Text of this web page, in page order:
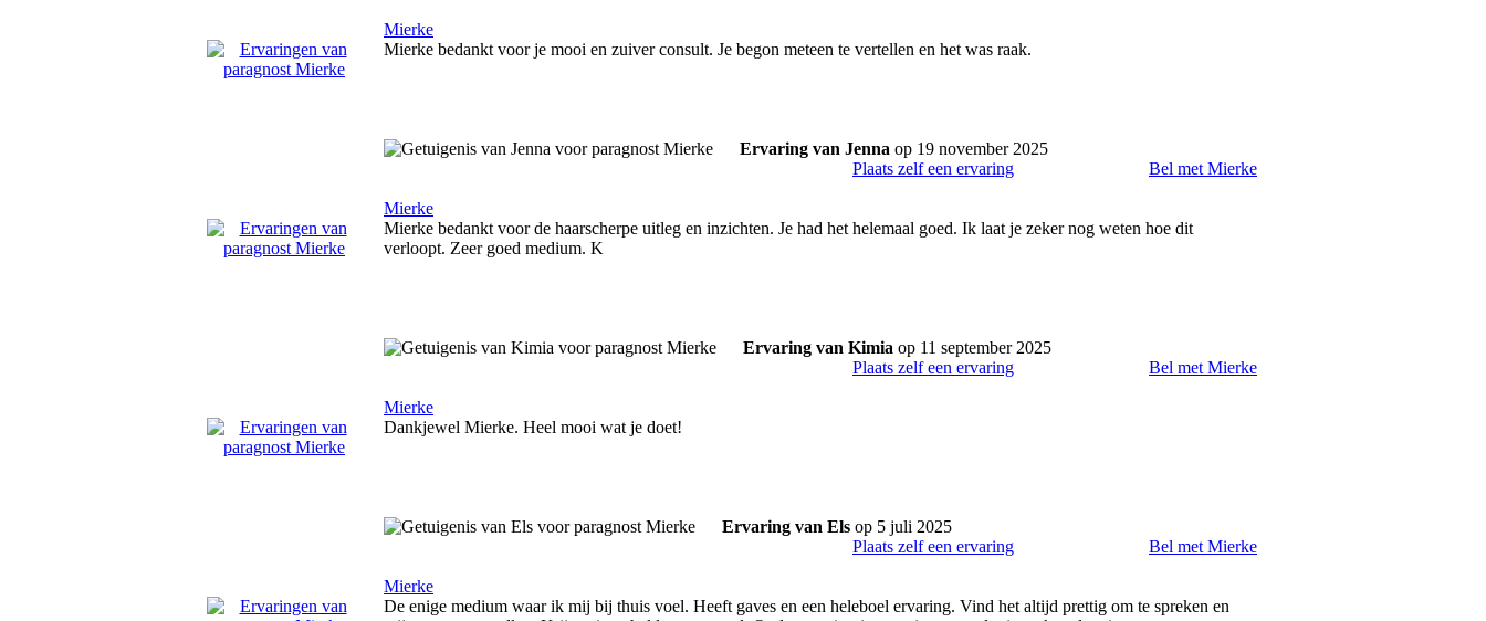
Mierke
Mierke bedankt voor je mooi en zuiver consult. Je begon meteen te vertellen en het was raak.
Ervaring van Jenna op 19 november 2025
Plaats zelf een ervaring
Bel met Mierke
Mierke
Mierke bedankt voor de haarscherpe uitleg en inzichten. Je had het helemaal goed. Ik laat je zeker nog weten hoe dit
verloopt. Zeer goed medium. K
Ervaring van Kimia op 11 september 2025
Plaats zelf een ervaring
Bel met Mierke
Mierke
Dankjewel Mierke. Heel mooi wat je doet!
Ervaring van Els op 5 juli 2025
Plaats zelf een ervaring
Bel met Mierke
Mierke
De enige medium waar ik mij bij thuis voel. Heeft gaves en een heleboel ervaring. Vind het altijd prettig om te spreken en